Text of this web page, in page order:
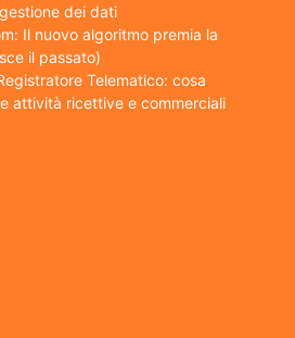
dei dati
Il nuovo algoritmo premia la
il passato)
Telematico: cosa
attività ricettive e commerciali